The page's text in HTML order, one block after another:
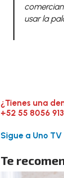
usar la
¿Tienes una
+52 55 8056
Sigue a Uno
Te